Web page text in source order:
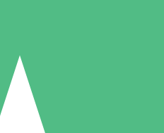
Pakete